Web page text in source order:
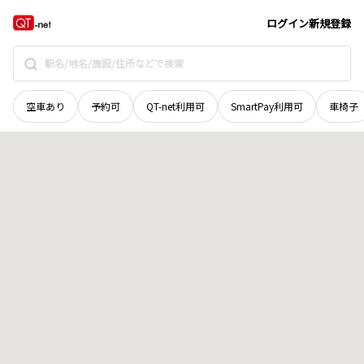
ログイン新規登録
空車あり 予約可 QT-net利用可 SmartPay利用可 車椅子
北海道